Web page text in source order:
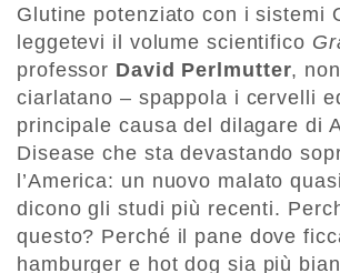
Glutine potenziato con i sistemi
leggetevi il volume scientifico
professor David Perlmutter,
ciarlatano – spappola i cervelli
principale causa del dilagare di
Disease che sta devastando
l’America: un nuovo malato
dicono gli studi più recenti.
questo? Perché il pane dove
hamburger e hot dog sia più